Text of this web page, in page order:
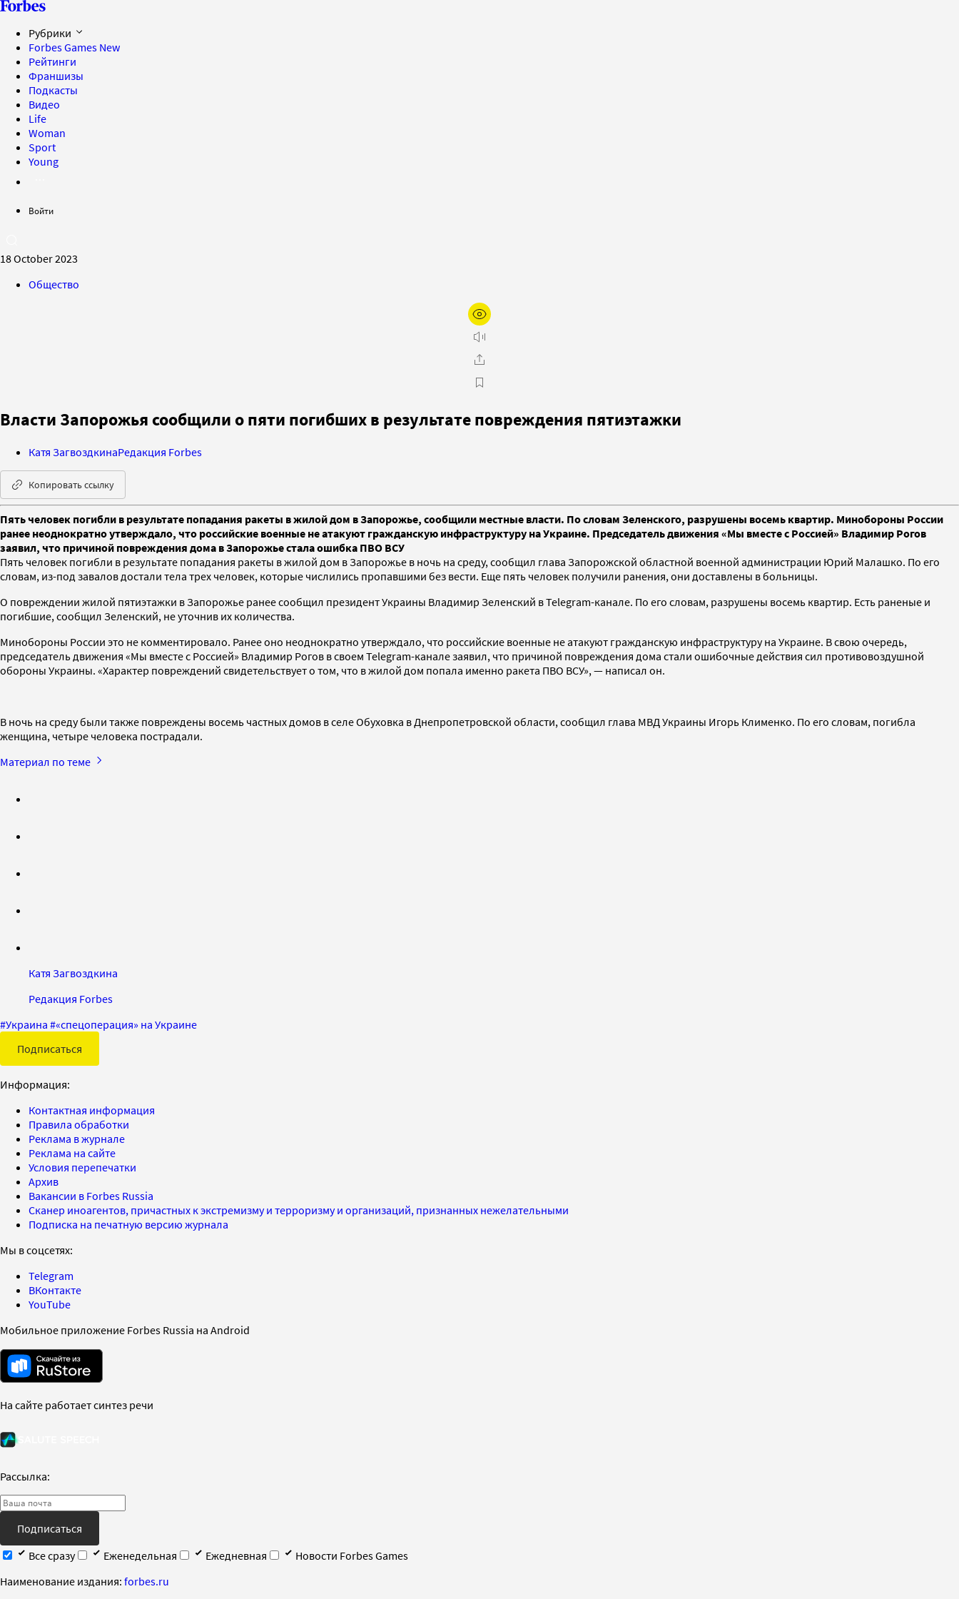
Рубрики
Forbes Games New
Рейтинги
Франшизы
Подкасты
Видео
Life
Woman
Sport
Young
Войти
18 October 2023
Общество
Власти Запорожья сообщили о пяти погибших в результате повреждения пятиэтажки
Катя ЗагвоздкинаРедакция Forbes
Копировать ссылку
Пять человек погибли в результате попадания ракеты в жилой дом в Запорожье, сообщили местные власти. По словам Зеленского, разрушены восемь квартир. Минобороны России
ранее неоднократно утверждало, что российские военные не атакуют гражданскую инфраструктуру на Украине. Председатель движения «Мы вместе с Россией» Владимир Рогов
заявил, что причиной повреждения дома в Запорожье стала ошибка ПВО ВСУ
Пять человек погибли в результате попадания ракеты в жилой дом в Запорожье в ночь на среду, сообщил глава Запорожской областной военной администрации Юрий Малашко. По его
словам, из-под завалов достали тела трех человек, которые числились пропавшими без вести. Еще пять человек получили ранения, они доставлены в больницы.
О повреждении жилой пятиэтажки в Запорожье ранее сообщил президент Украины Владимир Зеленский в Telegram-канале. По его словам, разрушены восемь квартир. Есть раненые и
погибшие, сообщил Зеленский, не уточнив их количества.
Минобороны России это не комментировало. Ранее оно неоднократно утверждало, что российские военные не атакуют гражданскую инфраструктуру на Украине. В свою очередь,
председатель движения «Мы вместе с Россией» Владимир Рогов в своем Telegram-канале заявил, что причиной повреждения дома стали ошибочные действия сил противовоздушной
обороны Украины. «Характер повреждений свидетельствует о том, что в жилой дом попала именно ракета ПВО ВСУ», — написал он.
В ночь на среду были также повреждены восемь частных домов в селе Обуховка в Днепропетровской области, сообщил глава МВД Украины Игорь Клименко. По его словам, погибла
женщина, четыре человека пострадали.
Материал по теме
Катя Загвоздкина
Редакция Forbes
#Украина #«спецоперация» на Украине
Подписаться
Информация:
Контактная информация
Правила обработки
Реклама в журнале
Реклама на сайте
Условия перепечатки
Архив
Вакансии в Forbes Russia
Сканер иноагентов, причастных к экстремизму и терроризму и организаций, признанных нежелательными
Подписка на печатную версию журнала
Мы в соцсетях:
Telegram
ВКонтакте
YouTube
Мобильное приложение Forbes Russia на Android
На сайте работает синтез речи
Рассылка:
Подписаться
Все сразу
Еженедельная Ежедневная
Новости Forbes Games
Наименование издания: forbes.ru